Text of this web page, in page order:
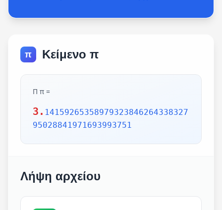
π Κείμενο π
Π π =
3. 14159265358979323846264338327
95028841971693993751
Λήψη αρχείου